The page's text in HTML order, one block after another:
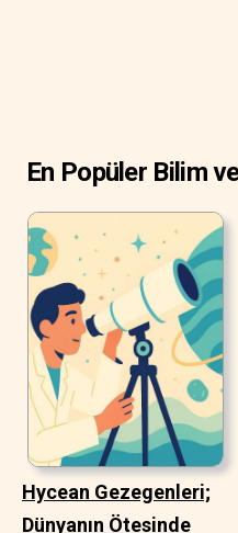
En Popüler Bilim
Hycean Gezegenleri;
Dünyanın Ötesinde